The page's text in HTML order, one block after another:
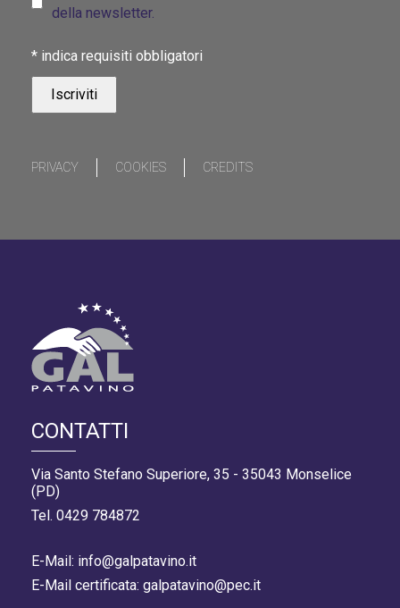
CONTATTI
Via Santo Stefano Superiore, 35 - 35043 Monselice
(PD)
Tel. 0429 784872
E-Mail: info@galpatavino.it
E-Mail certificata: galpatavino@pec.it
della newsletter.
* indica requisiti obbligatori
PRIVACY COOKIES CREDITS